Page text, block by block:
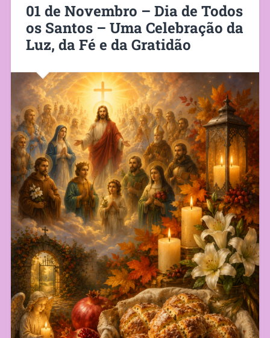
01 de Novembro – Dia de Todos
os Santos – Uma Celebração da
Luz, da Fé e da Gratidão